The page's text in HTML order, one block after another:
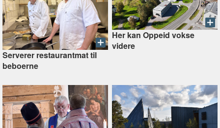
Serverer restaurantmat til
beboerne
Her kan Oppeid vokse
videre